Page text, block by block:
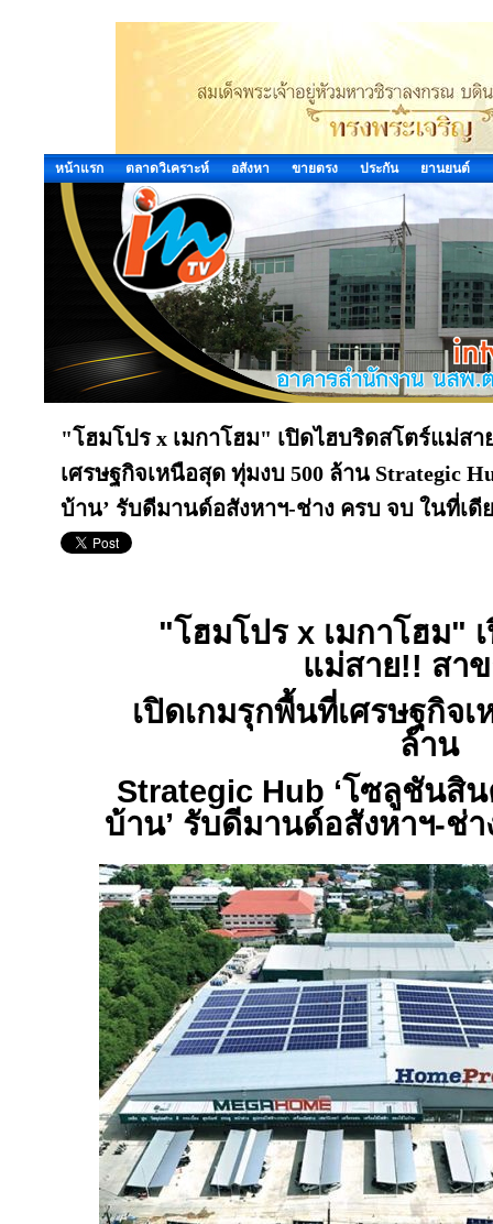
หน้าแรก ตลาดวิเคราะห์ อสังหา ขายตรง ประกัน ยานยนต์
"โฮมโปร x เมกาโฮม" เปิดไฮบริดสโตร์แม่ส
เศรษฐกิจเหนือสุด ทุ่มงบ 500 ล้าน Strategic
บ้าน’ รับดีมานด์อสังหาฯ-ช่าง ครบ จบ ในที่เดี
"โฮมโปร x เมกาโฮม"
แม่สาย!! สา
เปิดเกมรุกพื้นที่เศรษฐกิจ
ล้าน
Strategic Hub ‘โซลูชันสิน
บ้าน’ รับดีมานด์อสังหาฯ-ช่า